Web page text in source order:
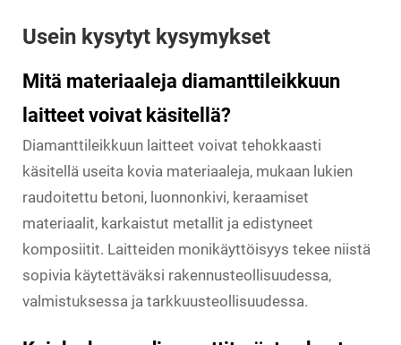
Usein kysytyt kysymykset
Mitä materiaaleja diamanttileikkuun
laitteet voivat käsitellä?
Diamanttileikkuun laitteet voivat tehokkaasti
käsitellä useita kovia materiaaleja, mukaan lukien
raudoitettu betoni, luonnonkivi, keraamiset
materiaalit, karkaistut metallit ja edistyneet
komposiitit. Laitteiden monikäyttöisyys tekee niistä
sopivia käytettäväksi rakennusteollisuudessa,
valmistuksessa ja tarkkuusteollisuudessa.